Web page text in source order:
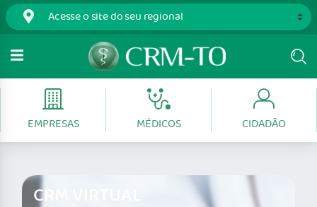
EMPRESAS MÉDICOS CIDADÃO
CRM VIRTUAL